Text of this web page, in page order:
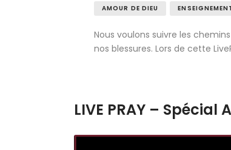
AMOUR DE DIEU
Nous voulons suivre les
nos blessures. Lors de cette
LIVE PRAY – Spécial